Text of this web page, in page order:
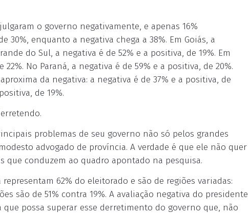
o governo negativamente, e apenas 16%
30%, enquanto a negativa chega a 38%. Em Goiás, a
do Sul, a negativa é de 52% e a positiva, de 19%. Em
No Paraná, a negativa é de 59% e a positiva, de 20%.
da negativa: a negativa é de 37% e a positiva, de
de 19%.
problemas de seu governo não só pelos grandes
advogado de província. A verdade é que ele não quer
que conduzem ao quadro apontado na pesquisa.
62% do eleitorado e são de regiões variadas:
são de 51% contra 19%. A avaliação negativa do presidente
possa superar esse derretimento do governo que, não